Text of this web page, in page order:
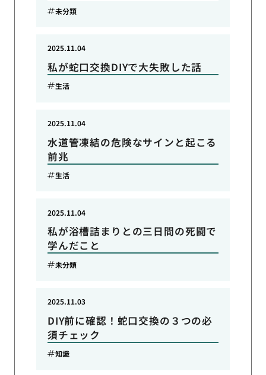
未分類
私が蛇口交換DIYで大失敗した話
2025.11.04
生活
水道管凍結の危険なサインと起こる
前兆
2025.11.04
生活
私が浴槽詰まりとの三日間の死闘で
学んだこと
2025.11.04
未分類
DIY前に確認！蛇口交換の３つの必
須チェック
2025.11.03
知識